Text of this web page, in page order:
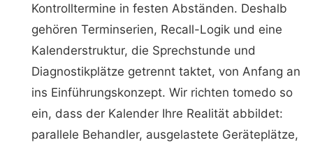
Kontrolltermine in festen Abständen. Deshalb
gehören Terminserien, Recall-Logik und eine
Kalenderstruktur, die Sprechstunde und
Diagnostikplätze getrennt taktet, von Anfang an
ins Einführungskonzept. Wir richten tomedo so
ein, dass der Kalender Ihre Realität abbildet:
parallele Behandler, ausgelastete Geräteplätze,